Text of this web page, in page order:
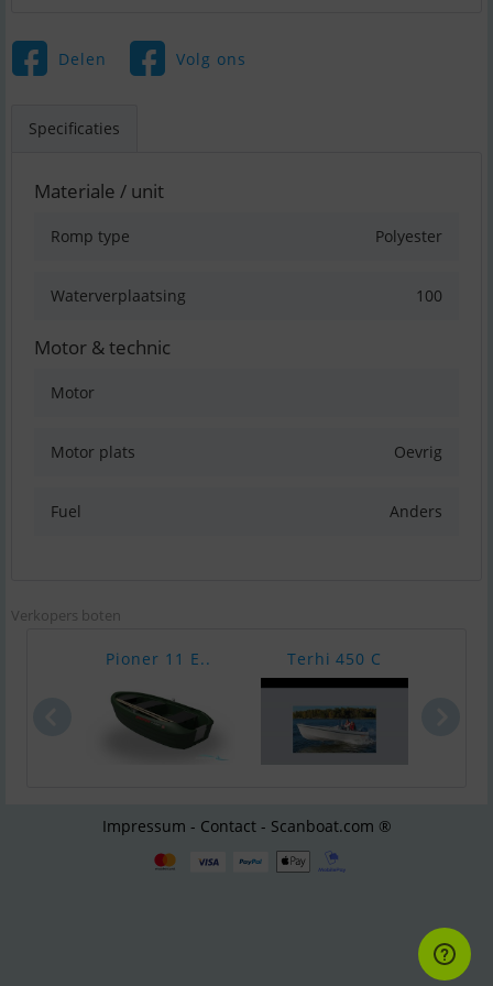
Delen Volg ons
Specificaties
Materiale / unit
Romp type Polyester
Waterverplaatsing 100
Motor & technic
Motor
Motor plats Oevrig
Fuel Anders
Verkopers boten
Pioner 11 E.. Terhi 450 C
Impressum - Contact - Scanboat.com ®